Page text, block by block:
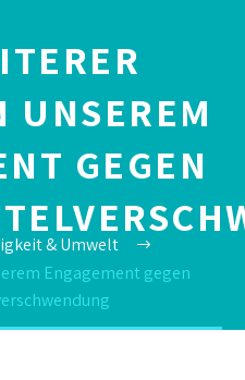
UNSEREM
GEGEN
& Umwelt
Engagement gegen